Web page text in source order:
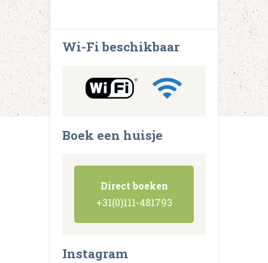
Wi-Fi beschikbaar
Boek een huisje
Direct boeken
+31(0)111-481793
Instagram